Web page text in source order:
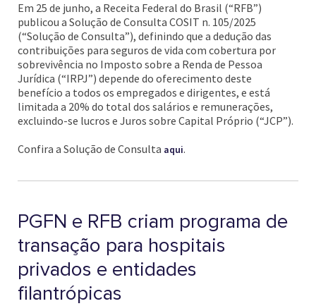
Em 25 de junho, a Receita Federal do Brasil (“RFB”)
publicou a Solução de Consulta COSIT n. 105/2025
(“Solução de Consulta”), definindo que a dedução das
contribuições para seguros de vida com cobertura por
sobrevivência no Imposto sobre a Renda de Pessoa
Jurídica (“IRPJ”) depende do oferecimento deste
benefício a todos os empregados e dirigentes, e está
limitada a 20% do total dos salários e remunerações,
excluindo-se lucros e Juros sobre Capital Próprio (“JCP”).
Confira a Solução de Consulta aqui.
PGFN e RFB criam programa de
transação para hospitais
privados e entidades
filantrópicas